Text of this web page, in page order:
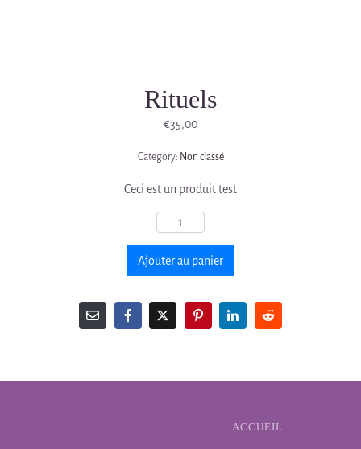
Rituels
€35,00
Category: Non classé
Ceci est un produit test
Ajouter au panier
ACCUEIL